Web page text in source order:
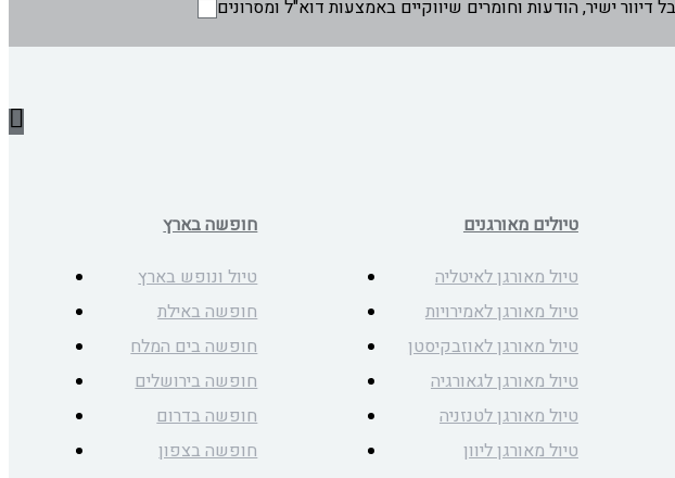
חופשה בארץ
טיול ונופש בארץ
חופשה באילת
חופשה בים המלח
חופשה בירושלים
חופשה בדרום
חופשה בצפון
טיולים מאורגנים
טיול מאורגן לאיטליה
טיול מאורגן לאמירויות
טיול מאורגן לאוזבקיסטן
טיול מאורגן לגאורגיה
טיול מאורגן לטנזניה
טיול מאורגן ליוון